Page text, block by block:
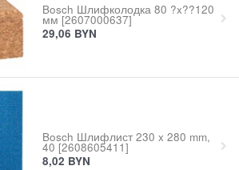
Bosch Шлифколодка 80 ?x??120
мм [2607000637]
29,06 BYN
Bosch Шлифлист 230 x 280 mm,
40 [2608605411]
8,02 BYN